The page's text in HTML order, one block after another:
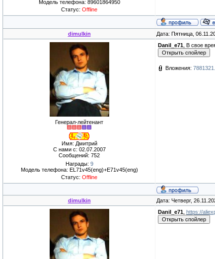
Модель телефона: 89601864950
Статус: Offline
dimulkin Дата: Пятница,
Генерал-лейтенант
Имя: Дмитрий
С нами с: 02.07.2007
Сообщений: 752
Награды: 9
Модель телефона: EL71v45(eng)+E71v45(eng)
Статус: Offline
Danil_e71 , В свое
Вложения:
dimulkin Дата: Четверг,
Danil_e71 https://